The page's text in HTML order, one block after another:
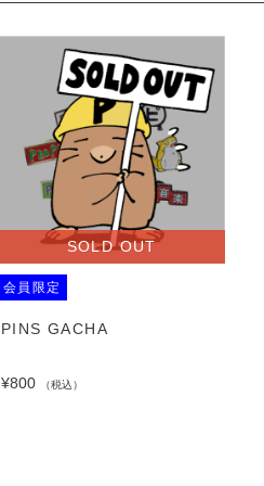
SOLD OUT
会員限定
PINS GACHA
¥800 （税込）